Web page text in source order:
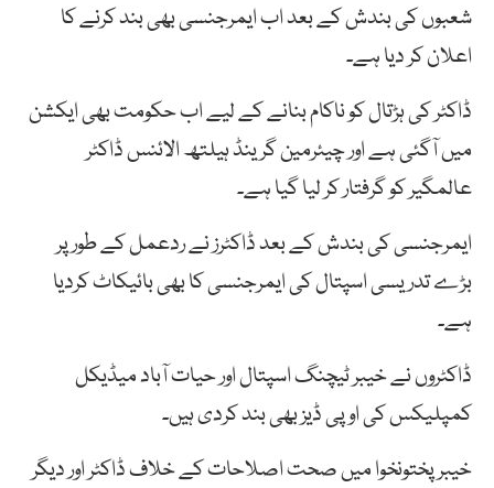
شعبوں کی بندش کے بعد اب ایمرجنسی بھی بند کرنے کا
اعلان کر دیا ہے۔
ڈاکٹر کی ہڑتال کو ناکام بنانے کے لیے اب حکومت بھی ایکشن
میں آگئی ہے اور چیئرمین گرینڈ ہیلتھ الائنس ڈاکٹر
عالمگیر کو گرفتار کر لیا گیا ہے۔
ایمرجنسی کی بندش کے بعد ڈاکٹرز نے ردعمل کے طور پر
بڑے تدریسی اسپتال کی ایمرجنسی کا بھی بائیکاٹ کردیا
ہے۔
ڈاکٹروں نے خیبر ٹیچنگ اسپتال اور حیات آباد میڈیکل
کمپلیکس کی او پی ڈیز بھی بند کردی ہیں۔
خیبرپختونخوا میں صحت اصلاحات کے خلاف ڈاکٹر اور دیگر